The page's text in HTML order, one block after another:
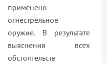
применено
огнестрельное
оружие. В результате
выяснения всех
обстоятельств